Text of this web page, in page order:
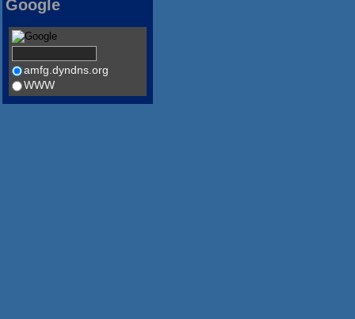
Google
amfg.dyndns.org
WWW